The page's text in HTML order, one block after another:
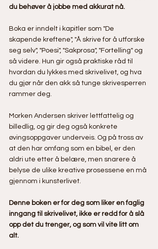
du behøver å jobbe med akkurat nå.
Boka er inndelt i kapitler som "De
skapende kreftene", "Å skrive for å utforske
seg selv", "Poesi", "Sakprosa", "Fortelling" og
så videre. Hun gir også praktiske råd til
hvordan du lykkes med skrivelivet, og hva
du gjør når den akk så tunge skrivesperren
rammer deg.
Morken Andersen skriver lettfattelig og
billedlig, og gir deg også konkrete
øvingsoppgaver underveis. Og på tross av
at den har omfang som en bibel, er den
aldri ute etter å belære, men snarere å
belyse de ulike kreative prosessene en må
gjennom i kunsterlivet.
Denne boken er for deg som liker en faglig
inngang til skrivelivet, ikke er redd for å slå
opp det du trenger, og som vil vite litt om
alt.